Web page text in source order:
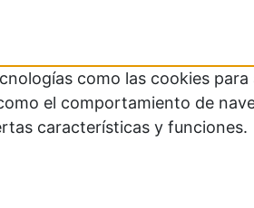
como las cookies
el comportamiento de
características y funciones.